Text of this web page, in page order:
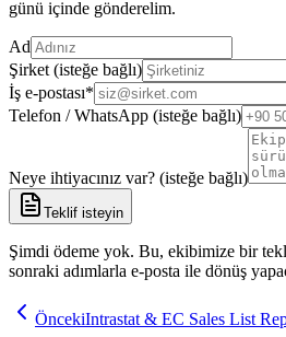
günü içinde gönderelim.
Ad
Şirket (isteğe bağlı)
İş e-postası*
Telefon / WhatsApp (isteğe bağlı)
Neye ihtiyacınız var? (isteğe bağlı)
Teklif isteyin
Şimdi ödeme yok. Bu, ekibimize bir
sonraki adımlarla e-posta ile dönüş
ÖncekiIntrastat & EC Sales List